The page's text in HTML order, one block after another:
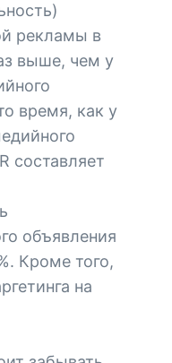
рекламы в
выше, чем у
время, как у
составляет
объявления
Кроме того,
на